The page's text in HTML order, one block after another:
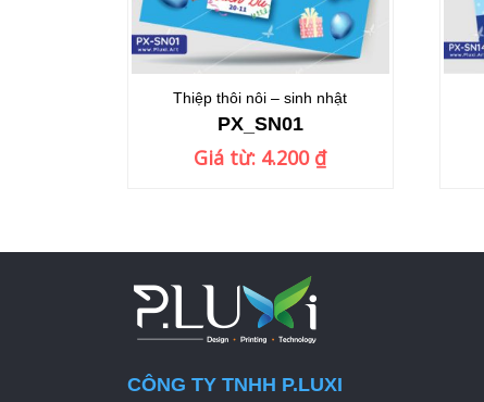
Thiệp thôi nôi – sinh nhật
PX_SN01
Giá từ: 4.200 ₫
CÔNG TY TNHH P.LUXI